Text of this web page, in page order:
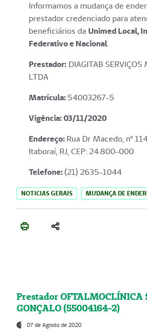
Informamos a mudança de
prestador credenciado para
beneficiários da Unimed Local,
Federativo e Nacional.
Prestador: DIAGITAB SERVIÇOS
LTDA
Matrícula:54003267-5
Vigência: 03/11/2020
Endereço:Rua Dr Macedo, nº
Itaboraí, RJ, CEP: 24.800-000
Telefone:(21) 2635-1044
NOTICIAS GERAIS MUDANÇA DE
Prestador OFTALMOCLÍNICA
GONÇALO (55004164-2)
07 de Agosto de 2020